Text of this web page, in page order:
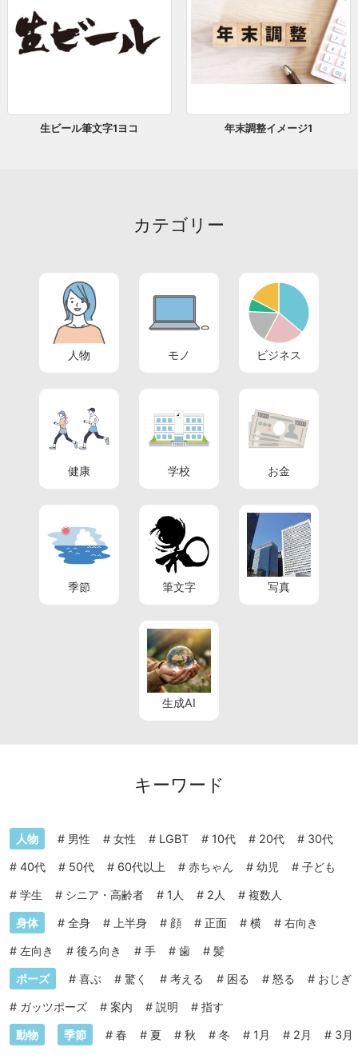
生ビール筆文字1ヨコ 年末調整イメージ1
カテゴリー
人物 モノ ビジネス
健康 学校 お金
季節 筆文字 写真
生成AI
キーワード
人物 # 男性 # 女性 # LGBT # 10代 # 20代 # 30代
# 40代 # 50代 # 60代以上 # 赤ちゃん # 幼児 # 子ども
# 学生 # シニア・高齢者 # 1人 # 2人 # 複数人
身体 # 全身 # 上半身 # 顔 # 正面 # 横 # 右向き
# 左向き # 後ろ向き # 手 # 歯 # 髪
ポーズ # 喜ぶ # 驚く # 考える # 困る # 怒る # おじぎ
# ガッツポーズ # 案内 # 説明 # 指す
動物 季節 # 春 # 夏 # 秋 # 冬 # 1月 # 2月 # 3月